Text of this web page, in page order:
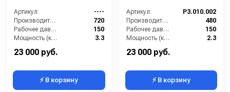
Артикул:
----
Производительность (л/ч):
720
Рабочее давление (бар):
150
Мощность (кВт):
3.3
23 000 руб.
⚡ В корзину
Артикул:
P3.010.002
Производительность (л/ч):
480
Рабочее давление (бар):
150
Мощность (кВт):
2.3
23 000 руб.
⚡ В корзину